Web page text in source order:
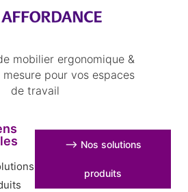
mobilier ergonomique &
pour vos espaces
de travail
⟶ Nos solutions
produits